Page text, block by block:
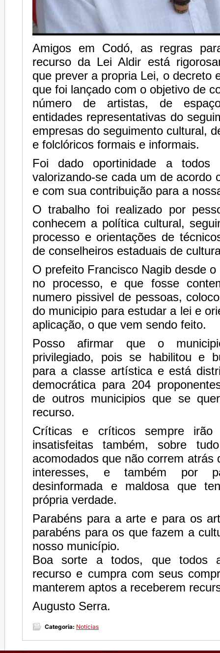
Amigos em Codó, as regras
recurso da Lei Aldir está
que prever a propria Lei, o decreto
que foi lançado com o objetivo de
número de artistas, de
entidades representativas do
empresas do seguimento cultural,
e folclóricos formais e informais.
Foi dado oportinidade a todos
valorizando-se cada um de acordo
e com sua contribuição para a
O trabalho foi realizado por
conhecem a política cultural,
processo e orientações de
de conselheiros estaduais de
O prefeito Francisco Nagib desde
no processo, e que fosse
numero pissivel de pessoas,
do municipio para estudar a lei e
aplicação, o que vem sendo feito.
Posso afirmar que o
privilegiado, pois se habilitou e
para a classe artística e está
democrática para 204
de outros municipios que se
recurso.
Críticas e críticos sempre irão
insatisfeitas também, sobre
acomodados que não correm atrás
interesses, e também por
desinformada e maldosa que
própria verdade.
Parabéns para a arte e para os
parabéns para os que fazem a
nosso município.
Boa sorte a todos, que todos
recurso e cumpra com seus
manterem aptos a receberem
Augusto Serra.
Categoria: Notícias